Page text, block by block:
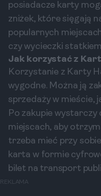
posiadacze karty
zniżek, które sięgają
popularnych
czy wycieczki
Jak korzystać z
Korzystanie z Karty
wygodne. Można ją
sprzedaży w mieście,
Po zakupie wystarczy
miejscach, aby
trzeba mieć przy
karta w formie
bilet na transport
REKLAMA